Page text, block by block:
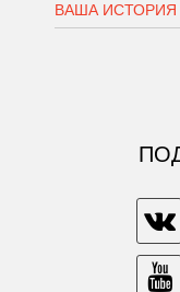
ВАША ИСТОРИЯ